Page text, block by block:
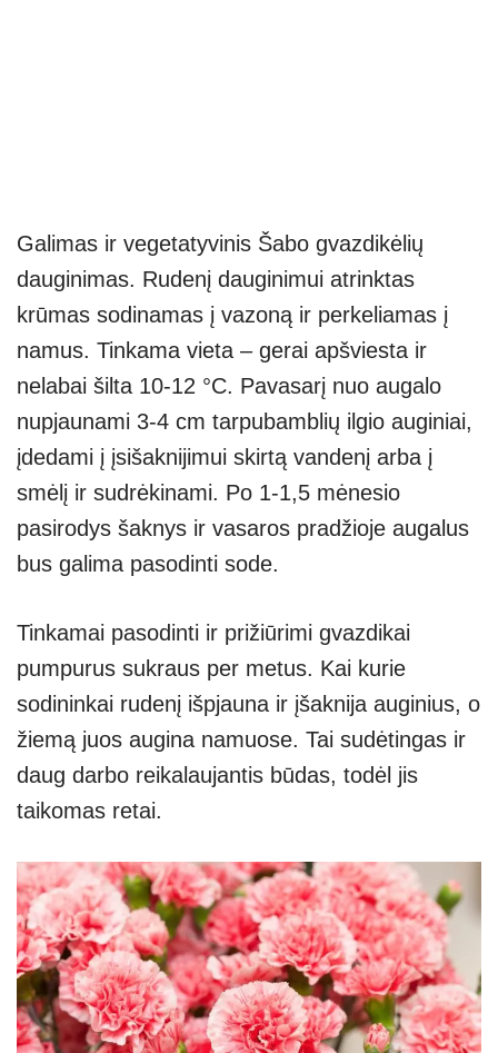
Galimas ir vegetatyvinis Šabo gvazdikėlių
dauginimas. Rudenį dauginimui atrinktas
krūmas sodinamas į vazoną ir perkeliamas į
namus. Tinkama vieta – gerai apšviesta ir
nelabai šilta 10-12 °С. Pavasarį nuo augalo
nupjaunami 3-4 cm tarpubamblių ilgio auginiai,
įdedami į įsišaknijimui skirtą vandenį arba į
smėlį ir sudrėkinami. Po 1-1,5 mėnesio
pasirodys šaknys ir vasaros pradžioje augalus
bus galima pasodinti sode.
Tinkamai pasodinti ir prižiūrimi gvazdikai
pumpurus sukraus per metus. Kai kurie
sodininkai rudenį išpjauna ir įšaknija auginius, o
žiemą juos augina namuose. Tai sudėtingas ir
daug darbo reikalaujantis būdas, todėl jis
taikomas retai.